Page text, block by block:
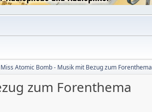
Miss Atomic Bomb - Musik mit Bezug zum Forenthema
zum Forenthema